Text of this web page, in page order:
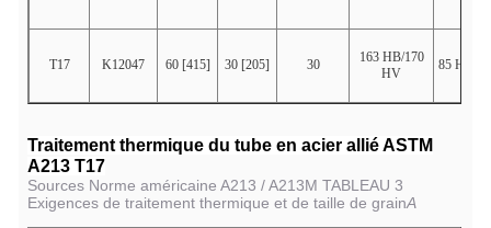
T17 K12047 60 [415] 30 [205] 30
163 HB/170
HV
85 HRB
Traitement thermique du tube en acier allié ASTM
A213 T17
Sources Norme américaine A213 / A213M TABLEAU 3
Exigences de traitement thermique et de taille de grainA